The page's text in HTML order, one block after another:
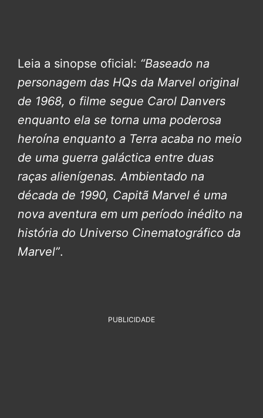
Leia a sinopse oficial: “Baseado na
personagem das HQs da Marvel original
de 1968, o filme segue Carol Danvers
enquanto ela se torna uma poderosa
heroína enquanto a Terra acaba no meio
de uma guerra galáctica entre duas
raças alienígenas. Ambientado na
década de 1990, Capitã Marvel é uma
nova aventura em um período inédito na
história do Universo Cinematográfico da
Marvel”.
PUBLICIDADE